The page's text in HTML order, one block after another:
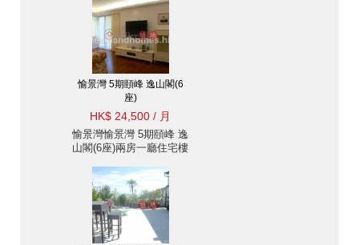
愉景灣 5期頤峰 逸山閣(6
座)
HK$ 24,500 / 月
愉景灣愉景灣 5期頤峰 逸
山閣(6座)兩房一廳住宅樓